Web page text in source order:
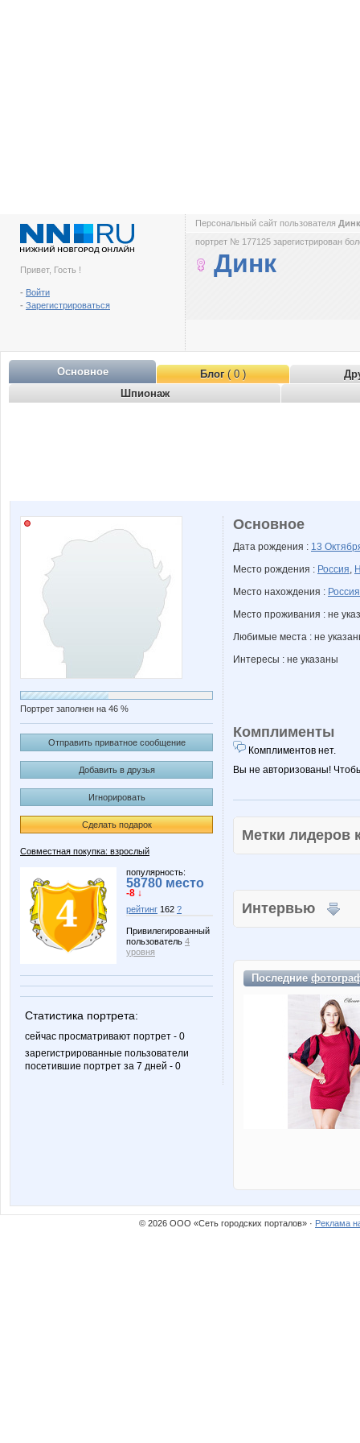
Привет, Гость !
- Войти
- Зарегистрироваться
Персональный сайт пользователя
портрет № 177125 зарегистрирован
Динк
Основное Блог( 0 )
Шпионаж
Портрет заполнен на 46 %
Отправить приватное сообщение
Добавить в друзья
Игнорировать
Сделать подарок
Совместная покупка: взрослый
популярность:
58780 место
-8 ↓
рейтинг 162 ?
Привилегированный
пользователь 4
уровня
Статистика портрета:
сейчас просматривают портрет - 0
зарегистрированные пользователи
посетившие портрет за 7 дней - 0
Основное
Дата рождения : 13
Место рождения : Россия,
Место нахождения : Россия
Место проживания : не
Любимые места : не
Интересы : не указаны
Комплименты
Комплиментов нет.
Вы не авторизованы!
Метки
Интервью
Последние
© 2026 ООО «Сеть городских порталов» · Реклама